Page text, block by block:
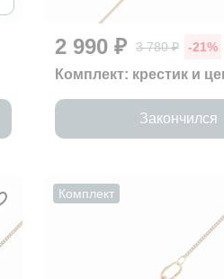
2 990 ₽ 3 780 ₽ -21%
Комплект: крестик и
Закончился
Комплект